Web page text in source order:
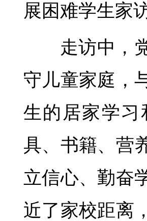
展困难学生家
走访中，
守儿童家庭，
生的居家学习
具、书籍、营
立信心、勤奋
近了家校距离